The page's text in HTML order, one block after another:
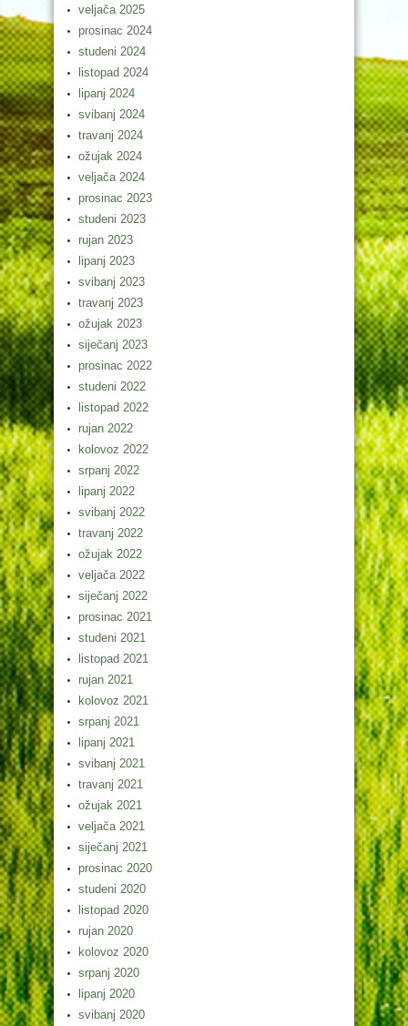
veljača 2025
prosinac 2024
studeni 2024
listopad 2024
lipanj 2024
svibanj 2024
travanj 2024
ožujak 2024
veljača 2024
prosinac 2023
studeni 2023
rujan 2023
lipanj 2023
svibanj 2023
travanj 2023
ožujak 2023
siječanj 2023
prosinac 2022
studeni 2022
listopad 2022
rujan 2022
kolovoz 2022
srpanj 2022
lipanj 2022
svibanj 2022
travanj 2022
ožujak 2022
veljača 2022
siječanj 2022
prosinac 2021
studeni 2021
listopad 2021
rujan 2021
kolovoz 2021
srpanj 2021
lipanj 2021
svibanj 2021
travanj 2021
ožujak 2021
veljača 2021
siječanj 2021
prosinac 2020
studeni 2020
listopad 2020
rujan 2020
kolovoz 2020
srpanj 2020
lipanj 2020
svibanj 2020